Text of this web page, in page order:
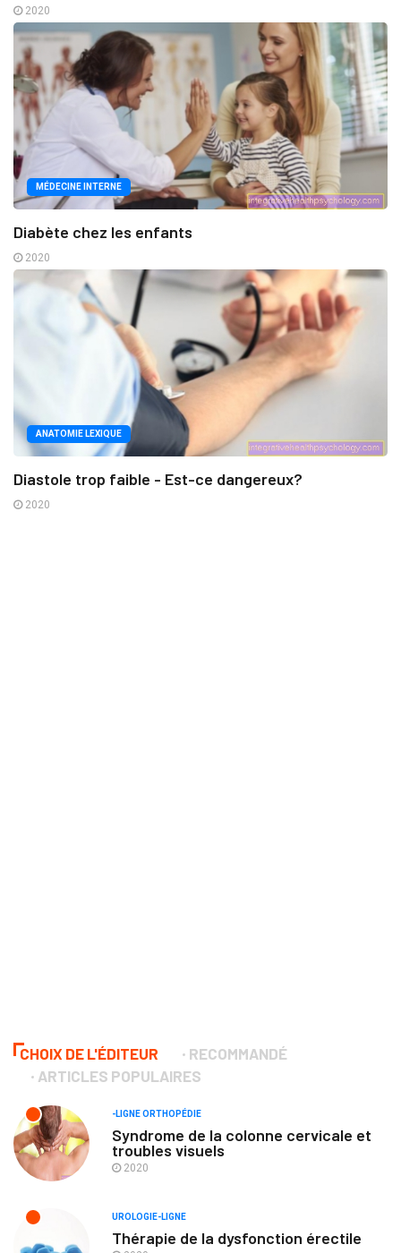
2020
MÉDECINE INTERNE
Diabète chez les enfants
2020
ANATOMIE LEXIQUE
Diastole trop faible - Est-ce dangereux?
2020
CHOIX DE L'ÉDITEUR
RECOMMANDÉ
ARTICLES POPULAIRES
-LIGNE ORTHOPÉDIE
Syndrome de la colonne cervicale et
troubles visuels
2020
UROLOGIE-LIGNE
Thérapie de la dysfonction érectile